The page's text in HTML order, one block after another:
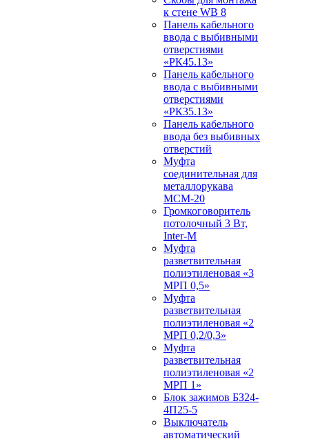
к стене WB 8
Панель кабельного
ввода с выбивными
отверстиями
«РК45.13»
Панель кабельного
ввода с выбивными
отверстиями
«РК35.13»
Панель кабельного
ввода без выбивных
отверстий
Муфта
соединительная для
металлорукава
МСМ-20
Громкоговоритель
потолочный 3 Вт,
Inter-M
Муфта
разветвительная
полиэтиленовая «3
МРП 0,5»
Муфта
разветвительная
полиэтиленовая «2
МРП 0,2/0,3»
Муфта
разветвительная
полиэтиленовая «2
МРП 1»
Блок зажимов БЗ24-
4П25-5
Выключатель
автоматический